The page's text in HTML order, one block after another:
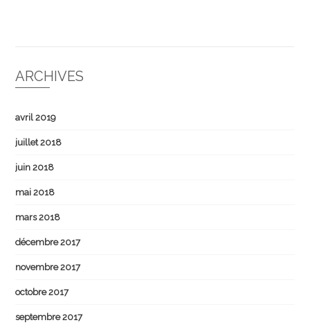
ARCHIVES
avril 2019
juillet 2018
juin 2018
mai 2018
mars 2018
décembre 2017
novembre 2017
octobre 2017
septembre 2017